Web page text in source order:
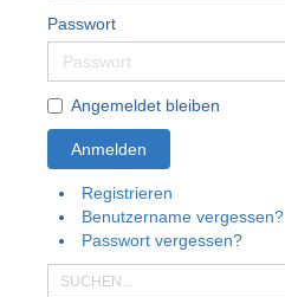
Passwort
Angemeldet bleiben
Anmelden
Registrieren
Benutzername vergessen?
Passwort vergessen?